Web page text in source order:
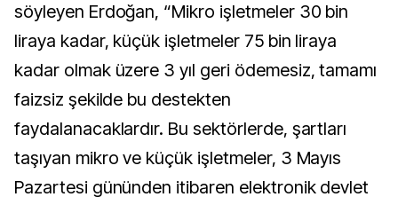
söyleyen Erdoğan, “Mikro işletmeler 30 bin
liraya kadar, küçük işletmeler 75 bin liraya
kadar olmak üzere 3 yıl geri ödemesiz, tamamı
faizsiz şekilde bu destekten
faydalanacaklardır. Bu sektörlerde, şartları
taşıyan mikro ve küçük işletmeler, 3 Mayıs
Pazartesi gününden itibaren elektronik devlet